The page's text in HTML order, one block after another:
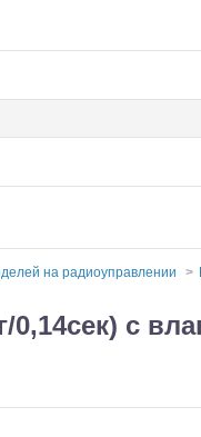
для сборки
на радиоуправлении
с